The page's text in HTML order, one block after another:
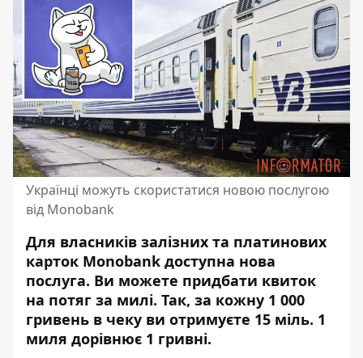
Українці можуть скористатися новою послугою
від Monobank
Для власників залізних та платинових
карток Monobank доступна нова
послуга. Ви можете придбати квиток
на потяг за милі. Так, за кожну 1 000
гривень в чеку ви отримуєте 15 міль. 1
миля дорівнює 1 гривні.